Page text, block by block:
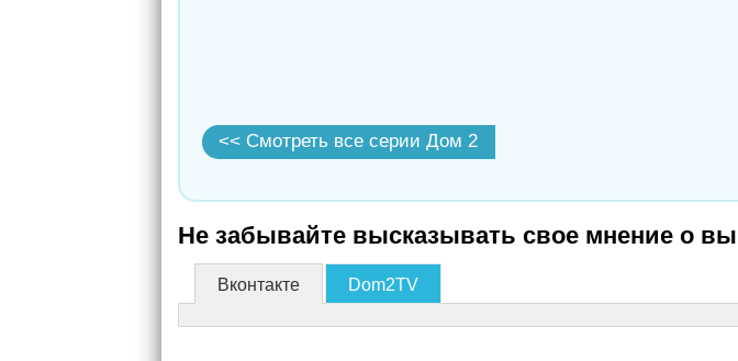
<< Смотреть все серии Дом 2
Не забывайте высказывать свое мнение о
Вконтакте Dom2TV